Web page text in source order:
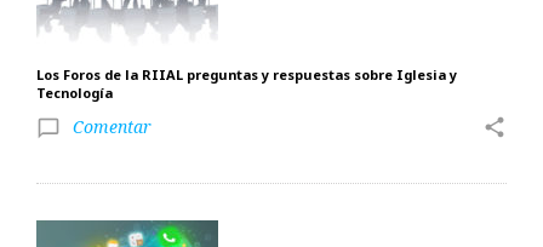
Los Foros de la RIIAL preguntas y respuestas sobre Iglesia y
Tecnología
chat_bubble_outline Comentar share